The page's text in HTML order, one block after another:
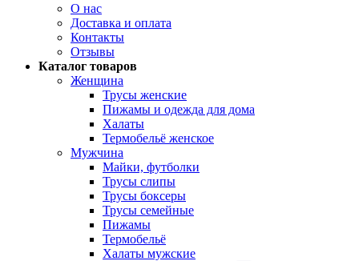
О нас
Доставка и оплата
Контакты
Отзывы
Каталог товаров
Женщина
Трусы женские
Пижамы и одежда для дома
Халаты
Термобельё женское
Мужчина
Майки, футболки
Трусы слипы
Трусы боксеры
Трусы семейные
Пижамы
Термобельё
Халаты мужские